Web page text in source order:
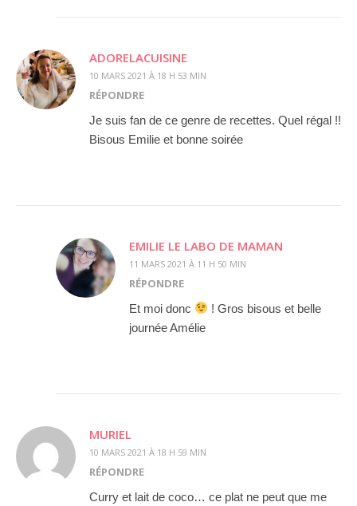
ADORELACUISINE
10 MARS 2021 À 18 H 53 MIN
RÉPONDRE
Je suis fan de ce genre de recettes. Quel régal !!
Bisous Emilie et bonne soirée
EMILIE LE LABO DE MAMAN
11 MARS 2021 À 11 H 50 MIN
RÉPONDRE
Et moi donc
! Gros bisous et belle
journée Amélie
MURIEL
10 MARS 2021 À 18 H 59 MIN
RÉPONDRE
Curry et lait de coco… ce plat ne peut que me